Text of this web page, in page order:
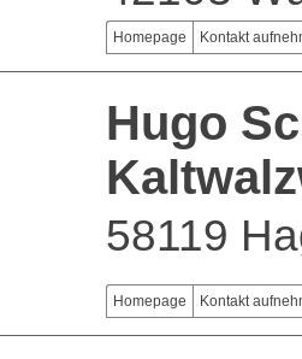
Homepage Kontakt
Hugo
58119
Homepage Kontakt